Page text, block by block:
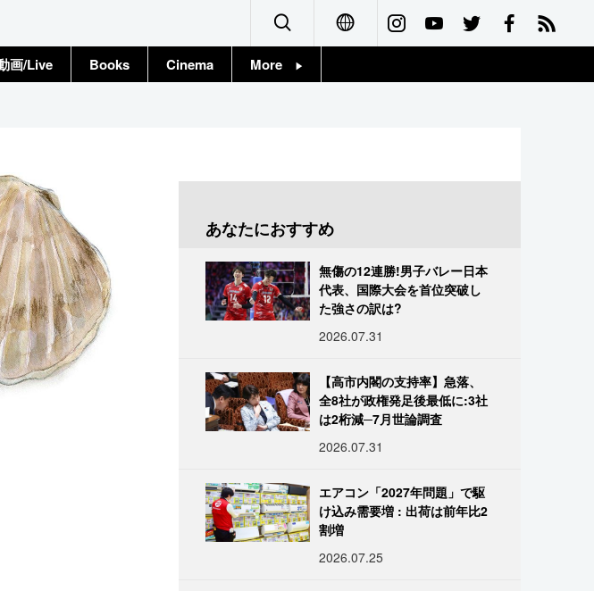
العربية
Русский
画/Live Books Cinema More
東京
お知らせ
あなたにおすすめ
無傷の12連勝!男子バレー日本
代表、国際大会を首位突破し
た強さの訳は?
2026.07.31
【高市内閣の支持率】急落、
全8社が政権発足後最低に:3社
は2桁減─7月世論調査
2026.07.31
エアコン「2027年問題」で駆
け込み需要増 : 出荷は前年比2
割増
2026.07.25